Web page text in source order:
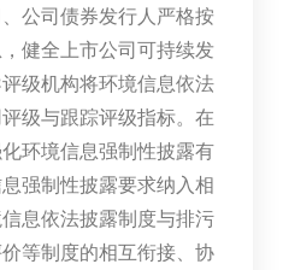
公司债券发行人严格按
健全上市公司可持续发
级机构将环境信息依法
级与跟踪评级指标。在
环境信息强制性披露有
强制性披露要求纳入相
息依法披露制度与排污
等制度的相互衔接、协